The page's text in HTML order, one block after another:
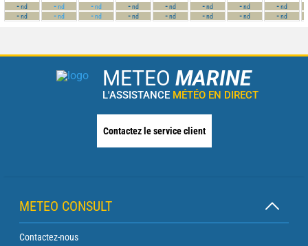
-nd
-nd
-nd
-nd
-nd
-nd
-nd
-nd
-nd
-nd
-nd
-nd
-nd
-nd
-nd
-nd
METEO MARINE
L'ASSISTANCE MÉTÉO EN DIRECT
Contactez le service client
METEO CONSULT
Contactez-nous